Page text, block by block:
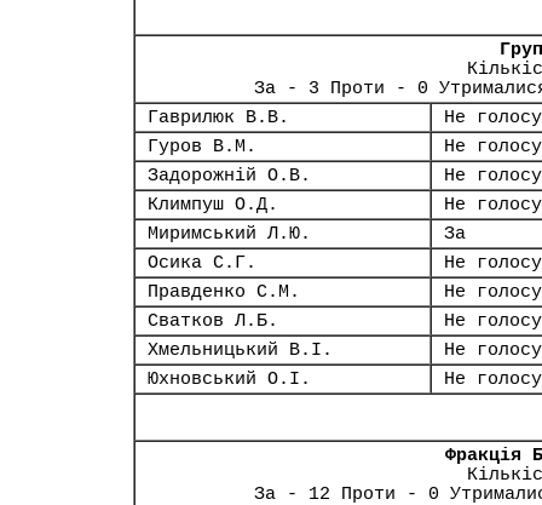
За - 3 Проти - 0
Гаврилюк В.В.
Не
Гуров В.М.
Не
Задорожній О.В.
Не
Климпуш О.Д.
Не
Миримський Л.Ю.
За
Осика С.Г.
Не
Правденко С.М.
Не
Сватков Л.Б.
Не
Хмельницький В.І.
Не
Юхновський О.І.
Не
Фракція
За - 12 Проти - 0